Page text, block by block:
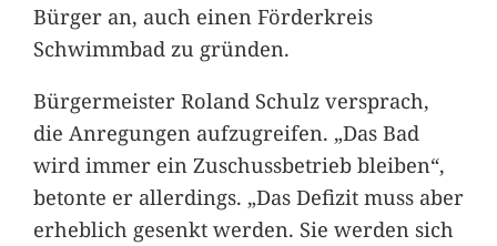
Bürger an, auch einen Förderkreis
Schwimmbad zu gründen.
Bürgermeister Roland Schulz versprach,
die Anregungen aufzugreifen. „Das Bad
wird immer ein Zuschussbetrieb bleiben“,
betonte er allerdings. „Das Defizit muss aber
erheblich gesenkt werden. Sie werden sich